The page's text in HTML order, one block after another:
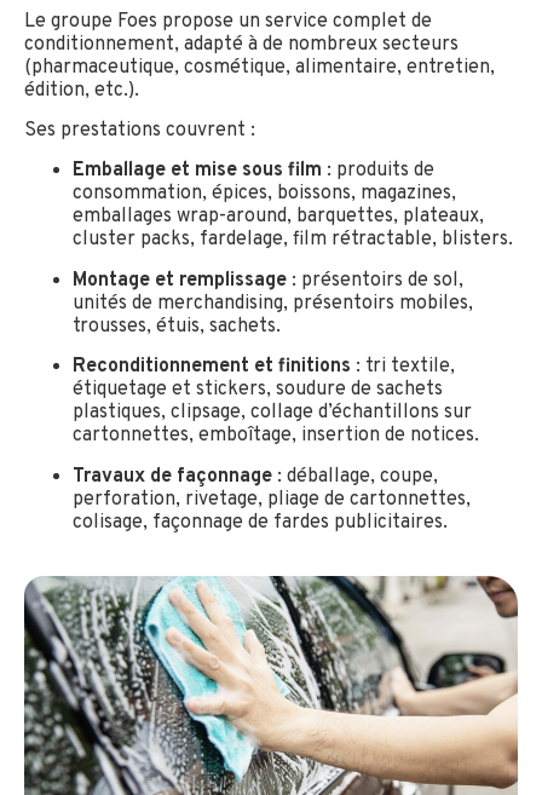
Le groupe Foes propose un service complet de
conditionnement, adapté à de nombreux secteurs
(pharmaceutique, cosmétique, alimentaire, entretien,
édition, etc.).
Ses prestations couvrent :
Emballage et mise sous film : produits de
consommation, épices, boissons, magazines,
emballages wrap-around, barquettes, plateaux,
cluster packs, fardelage, film rétractable, blisters.
Montage et remplissage : présentoirs de sol,
unités de merchandising, présentoirs mobiles,
trousses, étuis, sachets.
Reconditionnement et finitions : tri textile,
étiquetage et stickers, soudure de sachets
plastiques, clipsage, collage d’échantillons sur
cartonnettes, emboîtage, insertion de notices.
Travaux de façonnage : déballage, coupe,
perforation, rivetage, pliage de cartonnettes,
colisage, façonnage de fardes publicitaires.